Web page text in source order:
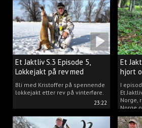
23:22
Et Jaktliv S.3 Episode 5,
Lokkejakt på rev med
Kristoffer Clausen
Bli med Kristoffer på spennende
lokkejakt etter rev på vinterføre.
Et
hjort
I
Et
Norge,
Norge